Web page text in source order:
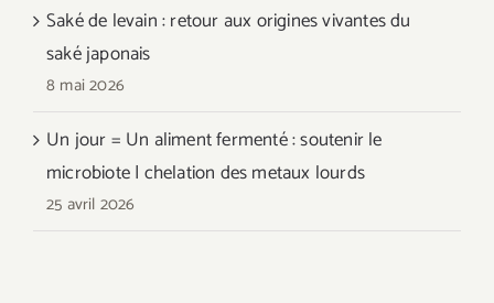
Saké de levain : retour aux origines vivantes du
saké japonais
8 mai 2026
Un jour = Un aliment fermenté : soutenir le
microbiote | chelation des metaux lourds
25 avril 2026